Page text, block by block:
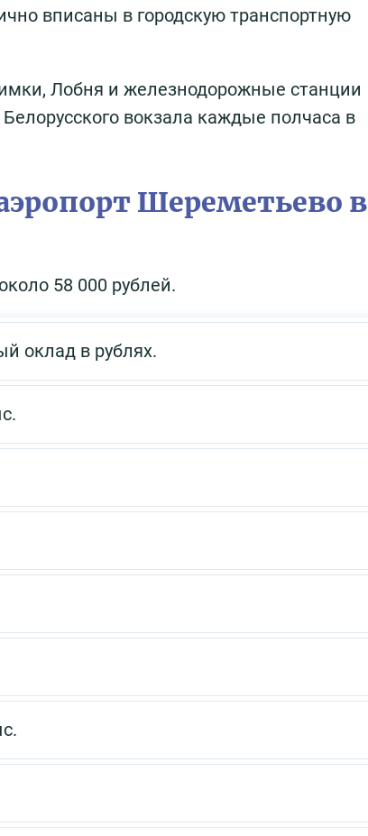
вписаны в городскую транспортную
Лобня и железнодорожные станции
вокзала каждые полчаса в
Шереметьево в
58 000 рублей.
оклад в рублях.